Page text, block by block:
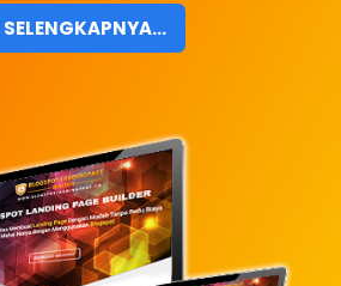
SELENGKAPNYA...